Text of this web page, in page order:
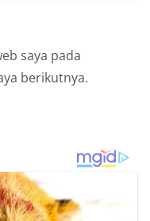
saya pada
berikutnya.